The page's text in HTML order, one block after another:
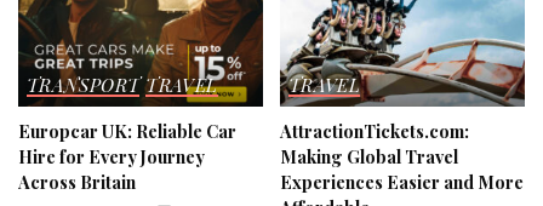
TRANSPORT TRAVEL
Europcar UK: Reliable Car
Hire for Every Journey
Across Britain
TRAVEL
AttractionTickets.com:
Making Global Travel
Experiences Easier and More